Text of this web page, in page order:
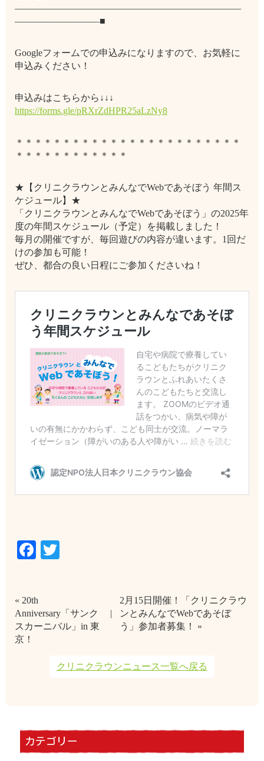
――――――――――――――――――――――――
―――――――――■
Googleフォームでの申込みになりますので、お気軽に
申込みください！
申込みはこちらから↓↓↓
https://forms.gle/pRXrZdHPR25aLzNy8
＊＊＊＊＊＊＊＊＊＊＊＊＊＊＊＊＊＊＊＊＊＊＊＊
＊＊＊＊＊＊＊＊＊＊＊＊
★【クリニクラウンとみんなでWebであそぼう 年間ス
ケジュール】★
「クリニクラウンとみんなでWebであそぼう」の2025年
度の年間スケジュール（予定）を掲載しました！
毎月の開催ですが、毎回遊びの内容が違います。1回だ
けの参加も可能！
ぜひ、都合の良い日程にご参加くださいね！
Facebook
Twitter
« 20th
Anniversary「サンク
スカーニバル」in 東
京！
2月15日開催！「クリニクラウ
ンとみんなでWebであそぼ
う」参加者募集！ »
クリニクラウンニュース一覧へ戻る
カテゴリー